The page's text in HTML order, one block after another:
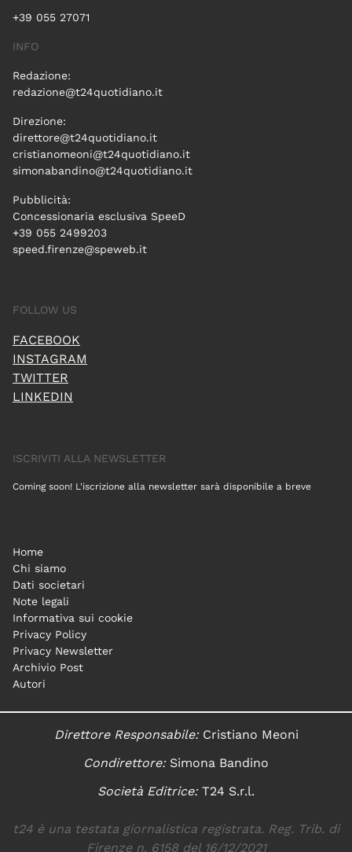
+39 055 27071
INFO
Redazione:
redazione@t24quotidiano.it
Direzione:
direttore@t24quotidiano.it
cristianomeoni@t24quotidiano.it
simonabandino@t24quotidiano.it
Pubblicità:
Concessionaria esclusiva SpeeD
+39 055 2499203
speed.firenze@speweb.it
FOLLOW US
FACEBOOK
INSTAGRAM
TWITTER
LINKEDIN
ISCRIVITI ALLA NEWSLETTER
Coming soon! L'iscrizione alla newsletter sarà disponibile a breve
Home
Chi siamo
Dati societari
Note legali
Informativa sui cookie
Privacy Policy
Privacy Newsletter
Archivio Post
Autori
Direttore Responsabile:Cristiano Meoni
Condirettore:Simona Bandino
Società Editrice:T24 S.r.l.
t24 è una testata giornalistica registrata. Reg. Trib. di
Firenze n. 6158 del 16/12/2021